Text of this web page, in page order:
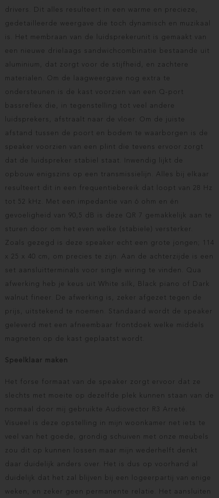
drivers. Dit alles resulteert in een warme en precieze,
gedetailleerde weergave die toch dynamisch en muzikaal
is. Het membraan van de luidsprekerunit is gemaakt van
een nieuwe drielaags sandwichcombinatie bestaande uit
aluminium, dat zorgt voor de stijfheid, en zachtere
materialen. Om de laagweergave nog extra te
ondersteunen is de kast voorzien van een Q-port
bassreflex die, in tegenstelling tot veel andere
luidsprekers, afstraalt naar de vloer. Om de juiste
afstand tussen de poort en bodem te waarborgen is de
speaker voorzien van een plint die tevens ervoor zorgt
dat de luidspreker stabiel staat. Inwendig lijkt de
opbouw enigszins op een transmissielijn. Alles bij elkaar
resulteert dit in een frequentiebereik dat loopt van 28 Hz
tot 52 kHz. Met een impedantie van 6 ohm en én
gevoeligheid van 90,5 dB is deze QR 7 gemakkelijk aan te
sturen door om het even welke (stabiele) versterker.
Zoals gezegd is deze speaker echt een grote jongen; 114
x 25 x 40 cm, om precies te zijn. Aan de achterzijde is een
set aansluitterminals voor single wiring te vinden. Qua
afwerking heb je keus uit White silk, Black piano of Dark
walnut fineer. De afwerking is, zeker afgezet tegen de
prijs, uitstekend te noemen. Standaard wordt de speaker
geleverd met een afneembaar frontdoek welke middels
magneten op de kast geplaatst wordt.
Speelklaar maken
Het forse formaat van de speaker zorgt ervoor dat ze
slechts met moeite op dezelfde plek kunnen staan van de
normaal door mij gebruikte Audiovector R3 Arreté.
Visueel is deze opstelling in mijn woonkamer net iets te
veel van het goede, grondig schuiven met onze meubels
zou dit op kunnen lossen maar mijn wederhelft denkt
daar duidelijk anders over. Het is dus op voorhand al
duidelijk dat het zal blijven bij een logeerpartij van enige
weken, en zeker geen permanente relatie. Het aansluiten